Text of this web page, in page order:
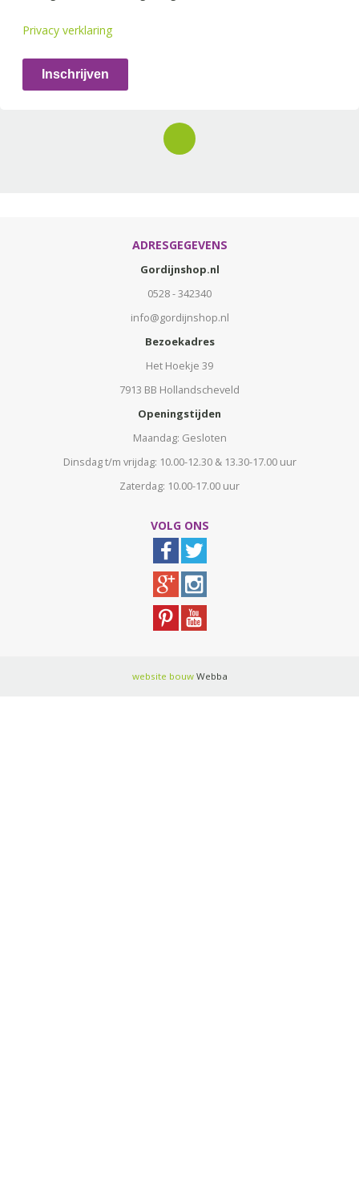
Privacy verklaring
Inschrijven
ADRESGEGEVENS
Gordijnshop.nl
0528 - 342340
info@gordijnshop.nl
Bezoekadres
Het Hoekje 39
7913 BB Hollandscheveld
Openingstijden
Maandag: Gesloten
Dinsdag t/m vrijdag: 10.00-12.30 & 13.30-17.00 uur
Zaterdag: 10.00-17.00 uur
VOLG ONS
website bouwWebba